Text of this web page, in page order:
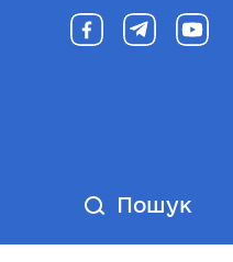
Пошук